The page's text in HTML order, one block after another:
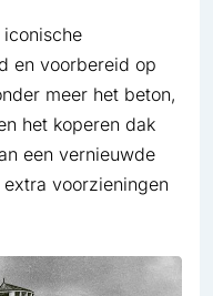
en voorbereid op
meer het beton,
het koperen dak
een vernieuwde
voorzieningen